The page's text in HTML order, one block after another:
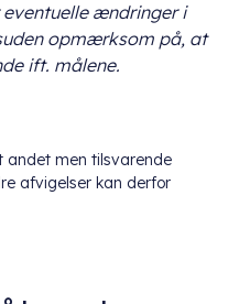
ændringer i
opmærksom på, at
ift. målene.
andet men tilsvarende
afvigelser kan derfor